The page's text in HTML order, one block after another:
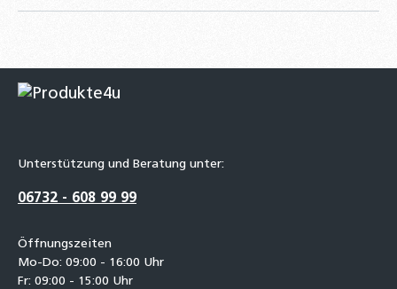
Unterstützung und Beratung unter:
06732 - 608 99 99
Öffnungszeiten
Mo-Do: 09:00 - 16:00 Uhr
Fr: 09:00 - 15:00 Uhr